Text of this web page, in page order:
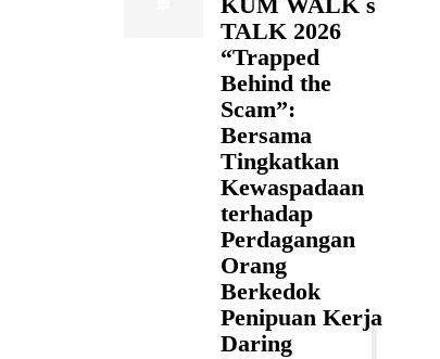
TALK 2026
“Trapped
Behind the
Scam”:
Bersama
Tingkatkan
Kewaspadaan
terhadap
Perdagangan
Orang
Berkedok
Penipuan Kerja
Daring